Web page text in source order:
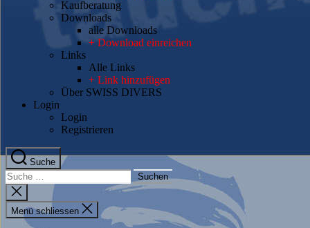
Kaufberatung
Downloads
alle Downloads
+ Download einreichen
Links
Alle Links
+ Link hinzufügen
Über SWISS DIVERS
Login
Login
Registrieren
Suche
Suche
nach:
Suche
schliessen
Menü schliessen